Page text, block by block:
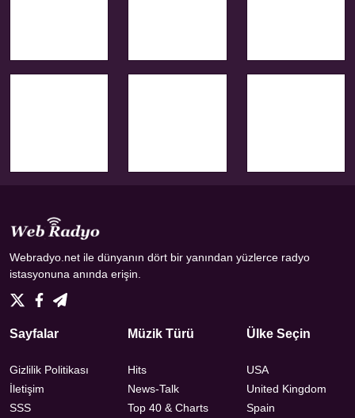
Webradyo.net ile dünyanın dört bir yanından yüzlerce radyo
istasyonuna anında erişin.
Sayfalar
Gizlilik Politikası
İletişim
SSS
Müzik Türü
Hits
News-Talk
Top 40 & Charts
Ülke Seçin
USA
United Kingdom
Spain